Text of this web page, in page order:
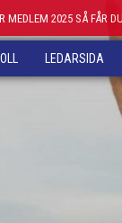
2025 SÅ FÅR
LEDARSIDA